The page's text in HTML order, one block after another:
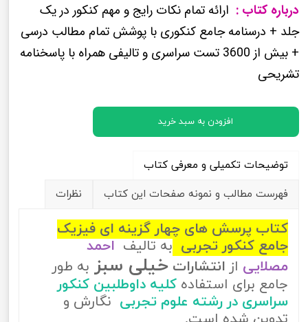
درباره کتاب : ارائه تمام نکات رایج و مهم کنکور در یک
جلد + درسنامه جامع کنکوری با پوشش تمام مطالب درسی
+ بیش از 3600 تست سراسری و تالیفی همراه با پاسخنامه
تشریحی
افزودن به سبد خرید
توضیحات تکمیلی و معرفی کتاب
فهرست مطالب و نمونه صفحات این کتاب
نظرات
کتاب پرسش های چهار گزینه ای فیزیک
جامع کنکور تجربی به تالیف احمد
مصلایی از انتشارات خیلی سبز به طور
جامع برای استفاده کلیه داوطلبین کنکور
سراسری در رشته علوم تجربی نگارش و